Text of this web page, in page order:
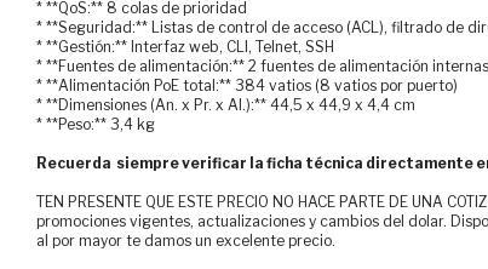
* **QoS:** 8 colas de prioridad
* **Seguridad:** Listas de control de acceso (ACL), filtrado de
* **Gestión:** Interfaz web, CLI, Telnet, SSH
* **Fuentes de alimentación:** 2 fuentes de alimentación
* **Alimentación PoE total:** 384 vatios (8 vatios por puerto)
* **Dimensiones (An. x Pr. x Al.):** 44,5 x 44,9 x 4,4 cm
* **Peso:** 3,4 kg
Recuerda siempre verificar la ficha técnica directamente
TEN PRESENTE QUE ESTE PRECIO NO HACE PARTE DE UNA
promociones vigentes, actualizaciones y cambios del dolar.
al por mayor te damos un excelente precio.